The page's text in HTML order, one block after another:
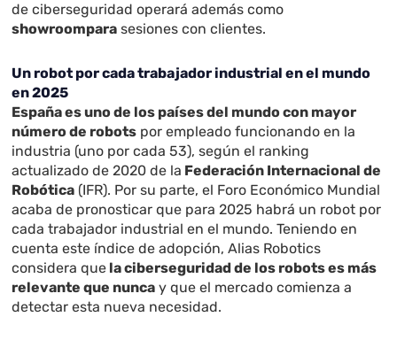
de ciberseguridad operará además como
showroompara sesiones con clientes.
Un robot por cada trabajador industrial en el mundo
en 2025
España es uno de los países del mundo con mayor
número de robots por empleado funcionando en la
industria (uno por cada 53), según el ranking
actualizado de 2020 de la Federación Internacional de
Robótica (IFR). Por su parte, el Foro Económico Mundial
acaba de pronosticar que para 2025 habrá un robot por
cada trabajador industrial en el mundo. Teniendo en
cuenta este índice de adopción, Alias Robotics
considera que la ciberseguridad de los robots es más
relevante que nunca y que el mercado comienza a
detectar esta nueva necesidad.